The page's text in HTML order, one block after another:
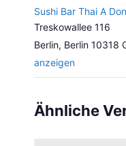
Sushi Bar Thai A
Treskowallee 116
Berlin, Berlin 10318
anzeigen
Ähnliche